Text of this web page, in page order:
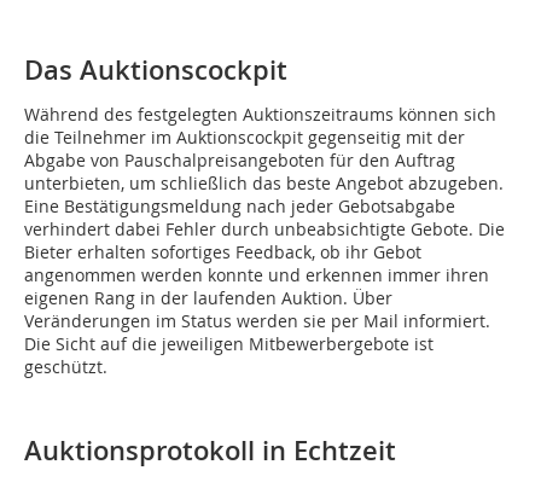
Das Auktionscockpit
Während des festgelegten Auktionszeitraums können sich
die Teilnehmer im Auktionscockpit gegenseitig mit der
Abgabe von Pauschalpreisangeboten für den Auftrag
unterbieten, um schließlich das beste Angebot abzugeben.
Eine Bestätigungsmeldung nach jeder Gebotsabgabe
verhindert dabei Fehler durch unbeabsichtigte Gebote. Die
Bieter erhalten sofortiges Feedback, ob ihr Gebot
angenommen werden konnte und erkennen immer ihren
eigenen Rang in der laufenden Auktion. Über
Veränderungen im Status werden sie per Mail informiert.
Die Sicht auf die jeweiligen Mitbewerbergebote ist
geschützt.
Auktionsprotokoll in Echtzeit